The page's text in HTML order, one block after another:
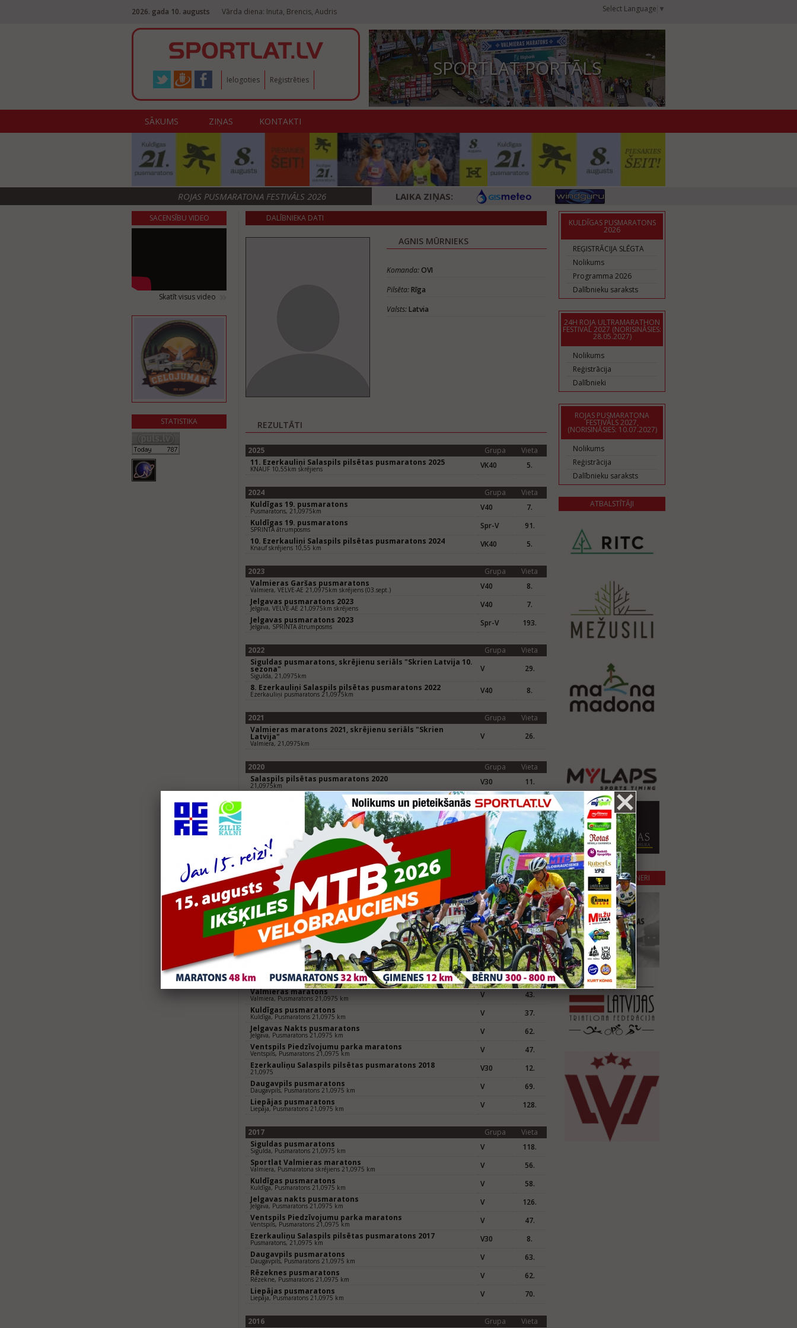
2026. gada 10. augusts Vārda diena: Inuta, Brencis, Audris Select Language ▼
Ielogoties Reģistrēties SPORTLAT PORTĀLS
SĀKUMS ZIŅAS KONTAKTI
ROJAS PUSMARATONA FESTIVĀLS 2026 LAIKA ZIŅAS:
SACENSĪBU VIDEO
Skatīt visus video
STATISTIKA
DALĪBNIEKA DATI
AGNIS MŪRNIEKS
Komanda: OVI
Pilsēta:Rīga
Valsts:Latvia
REZULTĀTI
2025 Grupa
Vieta
11. Ezerkauliņi Salaspils pilsētas pusmaratons 2025
KNAUF 10,55km skrējiens VK40 5.
2024 Grupa
Vieta
Kuldīgas 19. pusmaratons
Pusmaratons, 21,0975km V40
7.
Kuldīgas 19. pusmaratons
SPRINTA ātrumposms Spr-V
91.
10. Ezerkauliņi Salaspils pilsētas pusmaratons 2024
Knauf skrējiens 10,55 km VK40 5.
2023 Grupa
Vieta
Valmieras Garšas pusmaratons
Valmiera, VELVE-AE 21,0975km skrējiens (03.sept.) V40
8.
Jelgavas pusmaratons 2023
Jelgava, VELVE-AE 21,0975km skrējiens V40
7.
Jelgavas pusmaratons 2023
Jelgava, SPRINTA ātrumposms Spr-V 193.
2022 Grupa
Vieta
Siguldas pusmaratons, skrējienu seriāls "Skrien Latvija 10.
sezona"
Sigulda, 21,0975km
V
29.
8. Ezerkauliņi Salaspils pilsētas pusmaratons 2022
Ezerkauliņi pusmaratons 21,0975km V40 8.
2021 Grupa
Vieta
Valmieras maratons 2021, skrējienu seriāls "Skrien
Latvija"
Valmiera, 21,0975km
V 26.
2020 Grupa
Vieta
Salaspils pilsētas pusmaratons 2020
21,0975km V30 11.
Grupa
Vieta
Siguldas pusmaratons
Sigulda, 21,0975km
63.
Valmieras maratons
Valmiera, 21,0975km
66.
Ventspils Piedzīvojumu parka maratons
Ventspils, 21,0975km
20.
Rēzeknes pusmaratons
Rēzekne, 21,0975km
16.
Ezerkauliņu Salaspils pusmaratons 2019
Pusmaratons, 21,0975km V30
9.
Liepājas pusmaratons
Liepāja, 21,0975km V 37.
2018 Grupa
Vieta
Siguldas pusmaratons
Sigulda, Pusmaratons 21,0975 km V
99.
Euroaptieka Skrien Rīga 2018
21,0975 KM V21km
41.
Valmieras maratons
Valmiera, Pusmaratons 21,0975 km V
43.
Kuldīgas pusmaratons
Kuldīga, Pusmaratons 21,0975 km V
37.
Jelgavas Nakts pusmaratons
Jelgava, Pusmaratons 21,0975 km V
62.
Ventspils Piedzīvojumu parka maratons
Ventspils, Pusmaratons 21,0975 km V
47.
Ezerkauliņu Salaspils pilsētas pusmaratons 2018
21,0975 V30
12.
Daugavpils pusmaratons
Daugavpils, Pusmaratons 21,0975 km V
69.
Liepājas pusmaratons
Liepāja, Pusmaratons 21,0975 km V 128.
2017 Grupa
Vieta
Siguldas pusmaratons
Sigulda, Pusmaratons 21,0975 km V
118.
Sportlat Valmieras maratons
Valmiera, Pusmaratona skrējiens 21,0975 km V
56.
Kuldīgas pusmaratons
Kuldīga, Pusmaratons 21,0975 km V
58.
Jelgavas nakts pusmaratons
Jelgava, Pusmaratons 21,0975 km V
126.
Ventspils Piedzīvojumu parka maratons
Ventspils, Pusmaratons 21,0975 km V
47.
Ezerkauliņu Salaspils pilsētas pusmaratons 2017
Pusmaratons, 21,0975 km V30
8.
Daugavpils pusmaratons
Daugavpils, Pusmaratons 21,0975 km V
63.
Rēzeknes pusmaratons
Rēzekne, Pusmaratons 21,0975 km V
62.
Liepājas pusmaratons
Liepāja, Pusmaratons 21,0975 km V 70.
2016 Grupa
Vieta
KULDĪGAS PUSMARATONS
2026
REĢISTRĀCIJA SLĒGTA
Nolikums
Programma 2026
Dalībnieku saraksts
24H ROJA ULTRAMARATHON
FESTIVAL 2027 (NORISINĀSIES:
28.05.2027)
Nolikums
Reģistrācija
Dalībnieki
ROJAS PUSMARATONA
FESTIVĀLS 2027,
(NORISINĀSIES: 10.07.2027)
Nolikums
Reģistrācija
Dalībnieku saraksts
ATBALSTĪTĀJI
SADARBĪBAS PARTNERI